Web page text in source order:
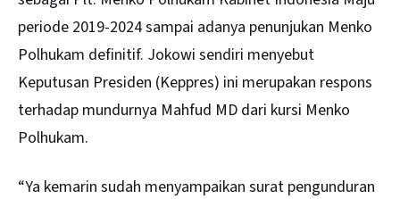
periode 2019-2024 sampai adanya penunjukan Menko
Polhukam definitif. Jokowi sendiri menyebut
Keputusan Presiden (Keppres) ini merupakan respons
terhadap mundurnya Mahfud MD dari kursi Menko
Polhukam.
“Ya kemarin sudah menyampaikan surat pengunduran